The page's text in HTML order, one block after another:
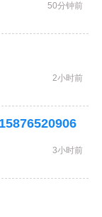
50分钟前
2小时前
3小时前